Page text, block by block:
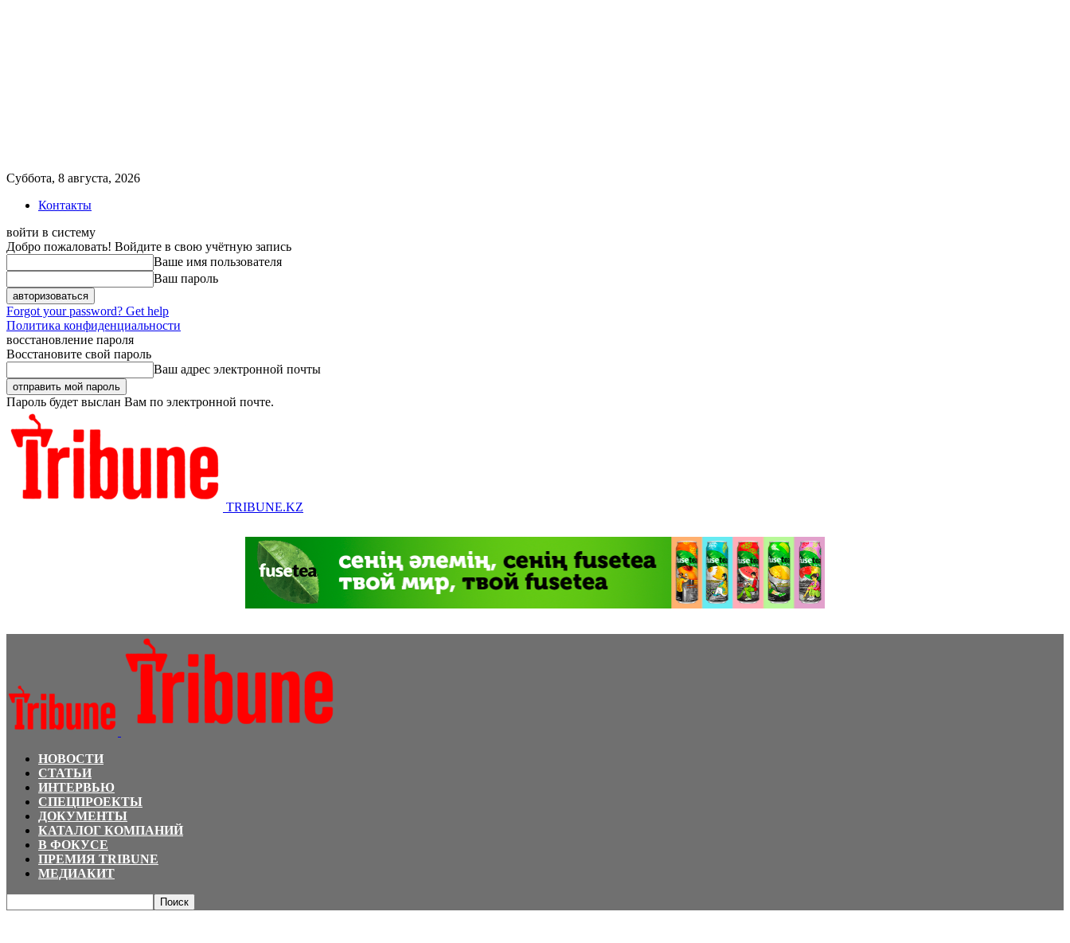
Суббота, 8 августа, 2026
Контакты
войти в систему
Добро пожаловать! Войдите в свою учётную запись
Ваше имя пользователя
Ваш пароль
Forgot your password? Get help
Политика конфиденциальности
восстановление пароля
Восстановите свой пароль
Ваш адрес электронной почты
Пароль будет выслан Вам по электронной почте.
TRIBUNE.KZ
НОВОСТИ
СТАТЬИ
ИНТЕРВЬЮ
СПЕЦПРОЕКТЫ
ДОКУМЕНТЫ
КАТАЛОГ КОМПАНИЙ
В ФОКУСЕ
ПРЕМИЯ TRIBUNE
МЕДИАКИТ